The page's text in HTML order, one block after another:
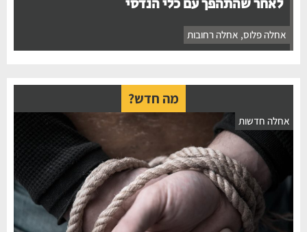
לאחר שהתהפך עם כלי הנדסי
אחלה פלוס ,אחלה רחובות
מה חדש?
חדשות